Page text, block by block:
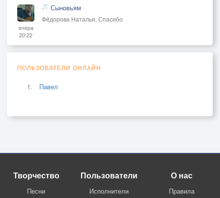
вчера
20:22
Сыновьям
Фёдорова Наталья, Спасибо
ПОЛЬЗОВАТЕЛИ ОНЛАЙН
Павел
Творчество
Песни
Пользователи
Исполнители
О нас
Правила